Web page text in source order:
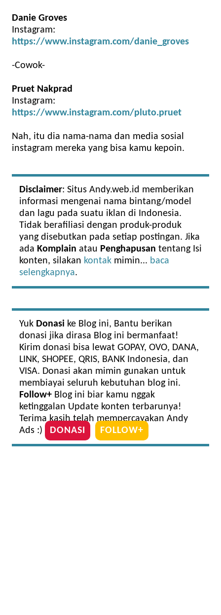
Danie Groves
Instagram:
https://www.instagram.com/danie_groves
-Cowok-
Pruet Nakprad
Instagram:
https://www.instagram.com/pluto.pruet
Nah, itu dia nama-nama dan media sosial
instagram mereka yang bisa kamu kepoin.
Disclaimer: Situs Andy.web.id memberikan
informasi mengenai nama bintang/model
dan lagu pada suatu iklan di Indonesia.
Tidak berafiliasi dengan produk-produk
yang disebutkan pada setiap postingan. Jika
ada Komplain atau Penghapusan tentang Isi
konten, silakan kontak mimin... baca
selengkapnya.
Yuk Donasi ke Blog ini, Bantu berikan
donasi jika dirasa Blog ini bermanfaat!
Kirim donasi bisa lewat GOPAY, OVO, DANA,
LINK, SHOPEE, QRIS, BANK Indonesia, dan
VISA. Donasi akan mimin gunakan untuk
membiayai seluruh kebutuhan blog ini.
Follow+ Blog ini biar kamu nggak
ketinggalan Update konten terbarunya!
Terima kasih telah mempercayakan Andy
Ads :)
DONASI FOLLOW+